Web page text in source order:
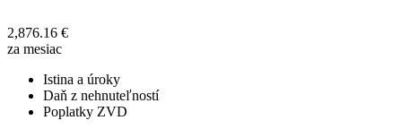
2,876.16 €
za mesiac
Istina a úroky
Daň z nehnuteľností
Poplatky ZVD